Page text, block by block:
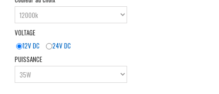
VOLTAGE
12V DC
24V DC
PUISSANCE